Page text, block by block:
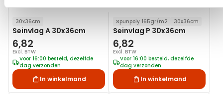
30x36cm
Seinvlag A 30x36cm
6,82
Excl. BTW
Voor 16:00 besteld, dezelfde
dag verzonden
In winkelmand
Spunpoly 165gr/m2 30x36cm
Seinvlag P 30x36cm
6,82
Excl. BTW
Voor 16:00 besteld, dezelfde
dag verzonden
In winkelmand